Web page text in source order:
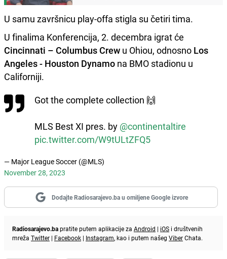
U samu završnicu play-offa stigla su četiri tima.
U finalima Konferencija, 2. decembra igrat će
Cincinnati – Columbus Crew u Ohiou, odnosno Los
Angeles - Houston Dynamo na BMO stadionu u
Californiji.
Got the complete collection 🙌
MLS Best XI pres. by @continentaltire
pic.twitter.com/W9tULtZFQ5
— Major League Soccer (@MLS)
November 28, 2023
Dodajte Radiosarajevo.ba u omiljene Google izvore
Radiosarajevo.bapratite putem aplikacije za Android | iOS i društvenih
mreža Twitter | Facebook | Instagram, kao i putem našeg ViberChata.